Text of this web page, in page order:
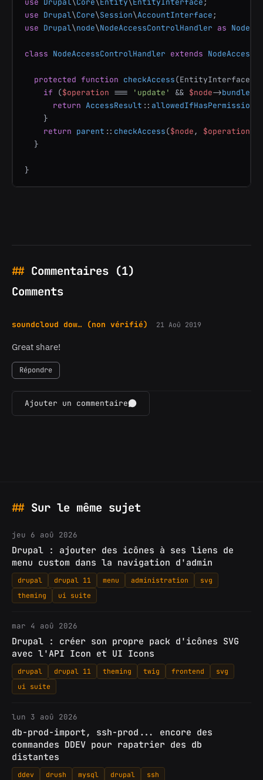
use Drupal\Core\ Entity\ EntityInterface
use Drupal\Core\Session\AccountInterface
use Drupal\node\NodeAccessControlHandler as
class NodeAccessControlHandler extends
protected function checkAccess(EntityInterface
if ($operation === 'update' && $node->bundle
return AccessResult :: allowedIfHasPermission
    }
return parent :: checkAccess($node, $operation
  }
Commentaires (1)
Comments
soundcloud dow… (non vérifié) 21 Aoû 2019
Great share!
Répondre
Ajouter un commentaire
Sur le même sujet
jeu 6 aoû 2026
Drupal : ajouter des icônes à ses liens de
menu custom dans la navigation d'admin
drupal drupal 11 menu administration
svg
theming
ui suite
mar 4 aoû 2026
Drupal : créer son propre pack d'icônes SVG
avec l'API Icon et UI Icons
drupal drupal 11 theming twig frontend
svg
ui suite
lun 3 aoû 2026
db-prod-import, ssh-prod... encore des
commandes DDEV pour rapatrier des db
distantes
ddev drush mysql drupal ssh